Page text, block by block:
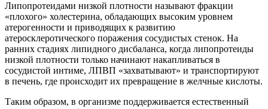
Липопротеидами низкой плотности называют фракции
«плохого» холестерина, обладающих высоким уровнем
атерогенности и приводящих к развитию
атеросклеротического поражения сосудистых стенок. На
ранних стадиях липидного дисбаланса, когда липопротеиды
низкой плотности только начинают накапливаться в
сосудистой интиме, ЛПВП «захватывают» и транспортируют
в печень, где происходит их превращение в желчные кислоты.
Таким образом, в организме поддерживается естественный